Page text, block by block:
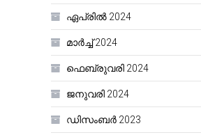
ഏപ്രിൽ 2024
മാർച്ച്‌ 2024
ഫെബ്രുവരി 2024
ജനുവരി 2024
ഡിസംബർ 2023